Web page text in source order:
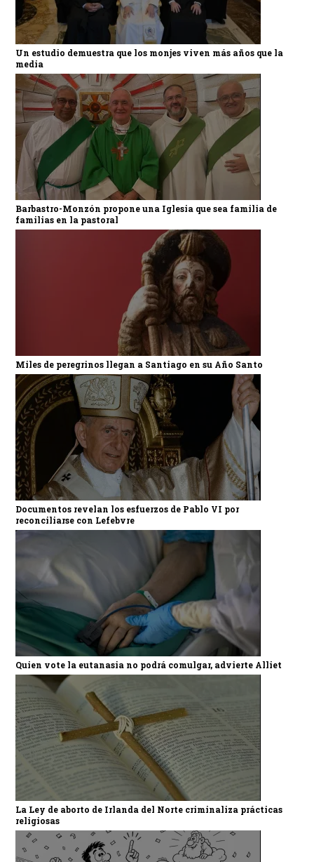
Un estudio demuestra que los monjes viven más años que la
media
Barbastro-Monzón propone una Iglesia que sea familia de
familias en la pastoral
Miles de peregrinos llegan a Santiago en su Año Santo
Documentos revelan los esfuerzos de Pablo VI por
reconciliarse con Lefebvre
Quien vote la eutanasia no podrá comulgar, advierte Alliet
La Ley de aborto de Irlanda del Norte criminaliza prácticas
religiosas